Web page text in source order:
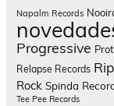
Napalm Records
Progressive
Relapse Records
Rock Spinda
Tee Pee Records